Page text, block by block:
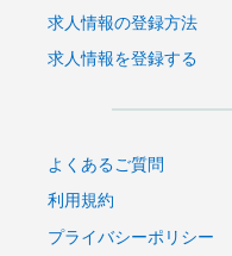
求人情報の登録方法
求人情報を登録する
よくあるご質問
利用規約
プライバシーポリシー